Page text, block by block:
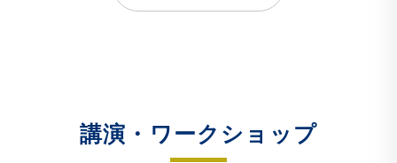
講演・ワークショップ